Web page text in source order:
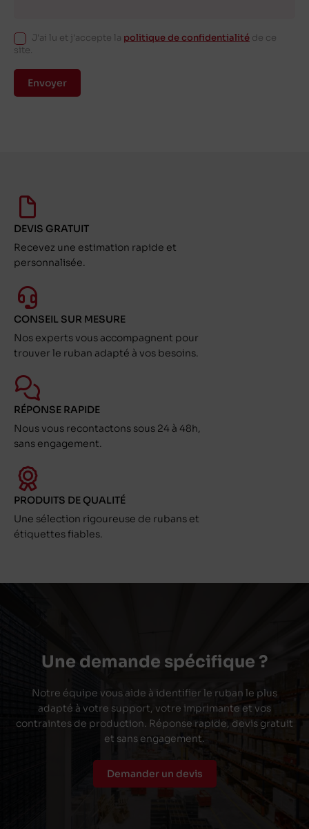
J'ai lu et j'accepte la politique de confidentialité de ce
site.
Envoyer
DEVIS GRATUIT
Recevez une estimation rapide et
personnalisée.
CONSEIL SUR MESURE
Nos experts vous accompagnent pour
trouver le ruban adapté à vos besoins.
RÉPONSE RAPIDE
Nous vous recontactons sous 24 à 48h,
sans engagement.
PRODUITS DE QUALITÉ
Une sélection rigoureuse de rubans et
étiquettes fiables.
Une demande spécifique ?
Notre équipe vous aide à identifier le ruban le plus
adapté à votre support, votre imprimante et vos
contraintes de production. Réponse rapide, devis gratuit
et sans engagement.
Demander un devis